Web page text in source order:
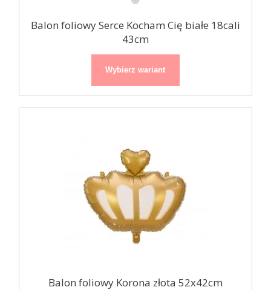
Balon foliowy Serce Kocham Cię białe 18cali
43cm
Wybierz wariant
Balon foliowy Korona złota 52x42cm